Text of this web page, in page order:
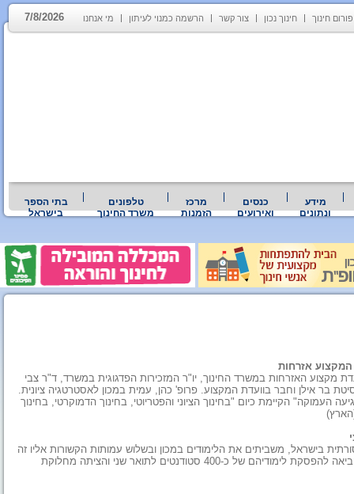
פורום חינוך חינוך נכון צור קשר הרשמה כמנוי לעיתון מי אנחנו 7/8/2026
מידע
ונתונים
כנסים
ואירועים
מרכז
הזמנות
טלפונים
משרד החינוך
בתי הספר
בישראל
המקצוע אזרחות
מקצוע האזרחות במשרד החינוך, יו"ר המזכירות הפדגוגית במשרד, ד"ר צבי
בר אילן וחבר בוועדת המקצוע. פרופ' כהן, עמית במכון לאסטרטגיה ציונית.
העמוקה" הקיימת כיום "בחינוך הציוני והפטריוטי, בחינוך הדמוקרטי, בחינוך
בישראל, משביתים את הלימודים במכון ובשלוש עמותות הקשורות אליו זה
יותר מחמישה שבועות. שביתת 70 מרצים ועובדים מנהליים במוסד הביאה להפסקת לימודיהם של כ-400 סטודנטים לתואר שני והציתה מחלוקת